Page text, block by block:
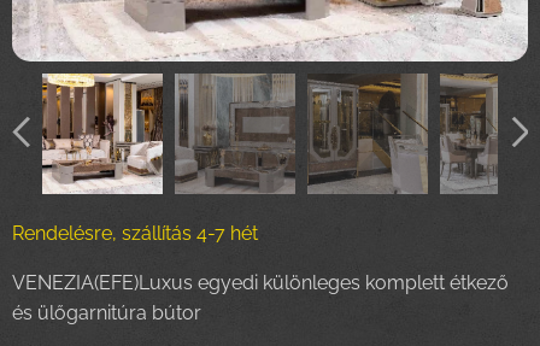
Rendelésre, szállítás 4-7 hét
VENEZIA(EFE)Luxus egyedi különleges komplett étkező
és ülőgarnitúra bútor